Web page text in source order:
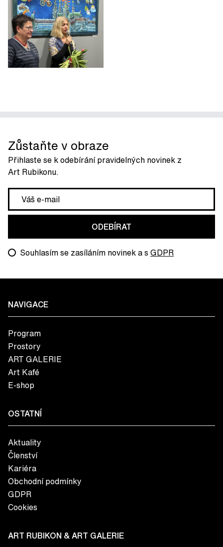
Zůstaňte v obraze
Přihlaste se k odebírání pravidelných novinek z
Art Rubikonu.
ODEBÍRAT
Souhlasím se zasíláním novinek a s GDPR
NAVIGACE
Program
Prostory
ART GALERIE
Art Kafé
E-shop
OSTATNÍ
Aktuality
Členství
Kariéra
Obchodní podmínky
GDPR
Cookies
ART RUBIKON & ART GALERIE